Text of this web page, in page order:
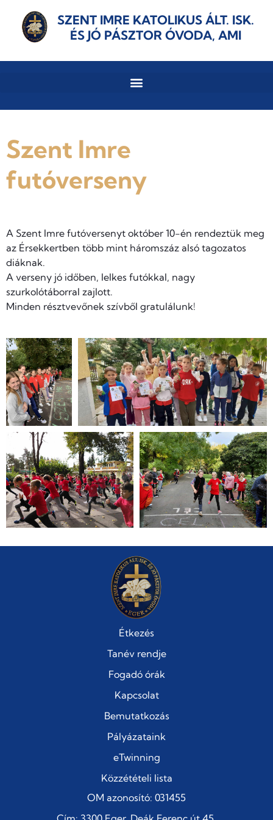
SZENT IMRE KATOLIKUS ÁLT. ISK.
ÉS JÓ PÁSZTOR ÓVODA, AMI
Szent Imre
futóverseny
A Szent Imre futóversenyt október 10-én rendeztük meg
az Érsekkertben több mint háromszáz alsó tagozatos
diáknak.
A verseny jó időben, lelkes futókkal, nagy
szurkolótáborral zajlott.
Minden résztvevőnek szívből gratulálunk!
Étkezés
Tanév rendje
Fogadó órák
Kapcsolat
Bemutatkozás
Pályázataink
eTwinning
Közzétételi lista
OM azonosító: 031455